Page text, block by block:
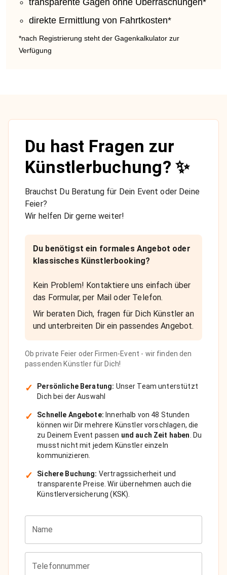
direkte Ermittlung von Fahrtkosten*
*nach Registrierung steht der Gagenkalkulator zur
Verfügung
Du hast Fragen zur
Künstlerbuchung? ✨
Brauchst Du Beratung für Dein Event oder Deine
Feier?
Wir helfen Dir gerne weiter!
Du benötigst ein formales Angebot oder
klassisches Künstlerbooking?
Kein Problem! Kontaktiere uns einfach über
das Formular, per Mail oder Telefon.
Wir beraten Dich, fragen für Dich Künstler an
und unterbreiten Dir ein passendes Angebot.
Ob private Feier oder Firmen-Event - wir finden den
passenden Künstler für Dich!
✓ Persönliche Beratung: Unser Team unterstützt
Dich bei der Auswahl
✓ Schnelle Angebote: Innerhalb von 48 Stunden
können wir Dir mehrere Künstler vorschlagen, die
zu Deinem Event passen und auch Zeit haben . Du
musst nicht mit jedem Künstler einzeln
kommunizieren.
✓ Sichere Buchung: Vertragssicherheit und
transparente Preise. Wir übernehmen auch die
Künstlerversicherung (KSK).
Name
Telefonnummer